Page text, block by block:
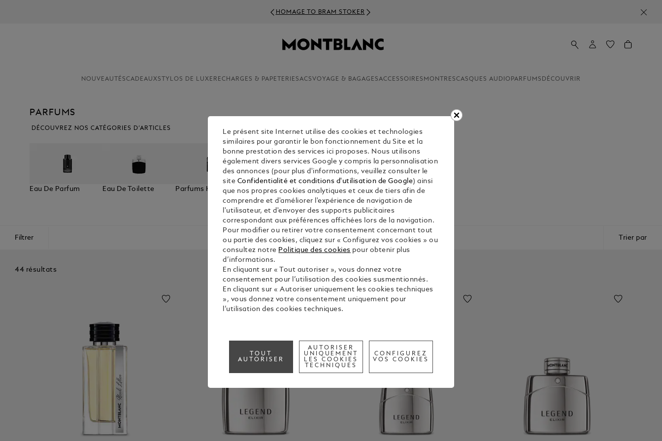
HOMAGE TO BRAM STOKER
NOUVEAUTÉSCADEAUXSTYLOS DE LUXE RECHARGES & PAPETERIESACSVOYAGE & BAGAGESACCESSOIRES MONTRESCASQUES AUDIO PARFUMS DÉCOUVRIR
PARFUMS
DÉCOUVREZ NOS CATÉGORIES D’ARTICLES
Eau De Parfum Eau De Toilette Parfums Homme Parfums Femme Collection
Filtrer Trier par
44 résultats
Le présent site Internet utilise des cookies et technologies
similaires pour garantir le bon fonctionnement du Site et la
bonne prestation des services ici proposes. Nous utilisons
également divers services Google y compris la personnalisation
des annonces (pour plus d'informations, veuillez consulter le
site Confidentialité et conditions d'utilisation de Google) ainsi
que nos propres cookies analytiques et ceux de tiers afin de
comprendre et d'améliorer l'expérience de navigation de
l'utilisateur, et d'envoyer des supports publicitaires
correspondant aux préférences affichées lors de la navigation.
Pour modifier ou retirer votre consentement concernant tout
ou partie des cookies, cliquez sur « Configurez vos cookies » ou
consultez notre Politique des cookies pour obtenir plus
d’informations.
En cliquant sur « Tout autoriser », vous donnez votre
consentement pour l’utilisation des cookies susmentionnés.
En cliquant sur « Autoriser uniquement les cookies techniques
», vous donnez votre consentement uniquement pour
l’utilisation des cookies techniques.
TOUT
AUTORISER
AUTORISER
UNIQUEMENT
LES COOKIES
TECHNIQUES
CONFIGUREZ
VOS COOKIES